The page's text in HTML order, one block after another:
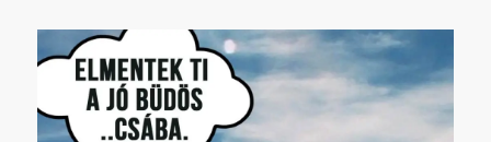
(is)
című
bejegyzéshez